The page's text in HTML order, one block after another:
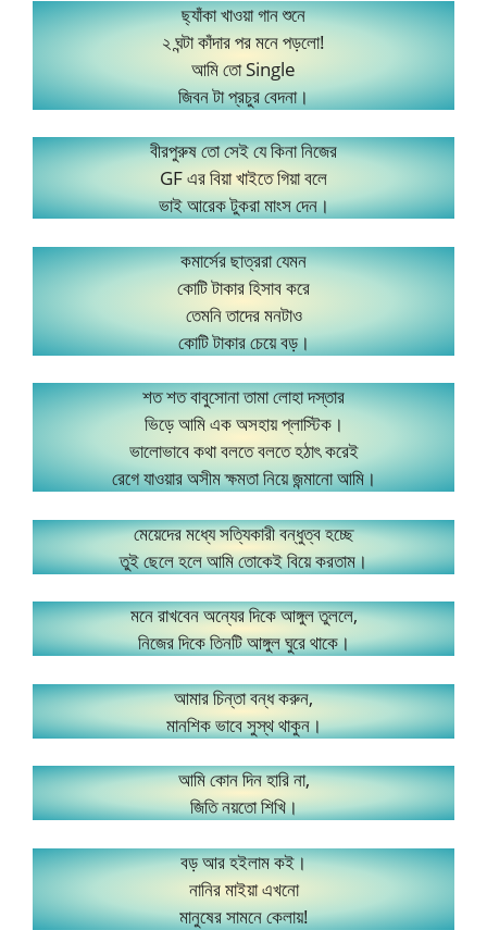
ছ্যাঁকা খাওয়া গান শুনে
২ ঘন্টা কাঁদার পর মনে পড়লো!
আমি তো Single
জিবন টা প্রচুর বেদনা।
বীরপুরুষ তো সেই যে কিনা নিজের
GF এর বিয়া খাইতে গিয়া বলে
ভাই আরেক টুকরা মাংস দেন।
কমার্সের ছাত্ররা যেমন
কোটি টাকার হিসাব করে
তেমনি তাদের মনটাও
কোটি টাকার চেয়ে বড়।
শত শত বাবুসোনা তামা লোহা দস্তার
ভিড়ে আমি এক অসহায় প্লাস্টিক।
ভালোভাবে কথা বলতে বলতে হঠাৎ করেই
রেগে যাওয়ার অসীম ক্ষমতা নিয়ে জন্মানো আমি।
মেয়েদের মধ্যে সত্যিকারী বন্ধুত্ব হচ্ছে
তুই ছেলে হলে আমি তোকেই বিয়ে করতাম।
মনে রাখবেন অন্যের দিকে আঙ্গুল তুললে,
নিজের দিকে তিনটি আঙ্গুল ঘুরে থাকে।
আমার চিন্তা বন্ধ করুন,
মানশিক ভাবে সুস্থ থাকুন।
আমি কোন দিন হারি না,
জিতি নয়তো শিখি।
বড় আর হইলাম কই।
নানির মাইয়া এখনো
মানুষের সামনে কেলায়!